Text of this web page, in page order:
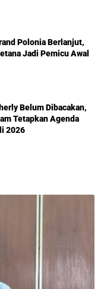
Polonia Berlanjut,
Jadi Pemicu Awal
Belum Dibacakan,
Tetapkan Agenda
2026